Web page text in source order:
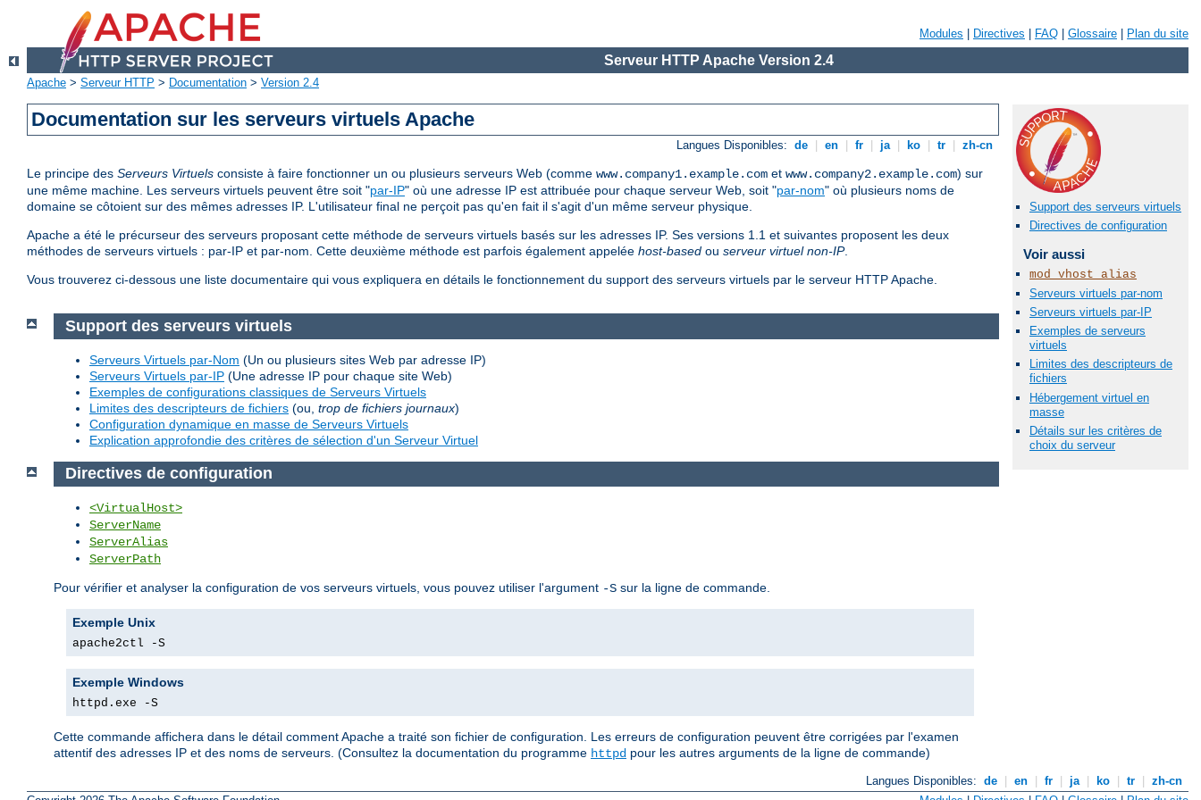
Modules Directives FAQ Glossaire Plan du site
Serveur HTTP Apache Version 2.4
Apache > Serveur HTTP > Documentation > Version 2.4
Documentation sur les serveurs virtuels Apache
Langues Disponibles: de en fr ja ko tr zh-cn
Le principe des Serveurs Virtuels consiste à faire fonctionner un ou plusieurs serveurs Web (comme www.company1.example.com et www.company2.example.com) sur
une même machine. Les serveurs virtuels peuvent être soit "par-IP" où une adresse IP est attribuée pour chaque serveur Web, soit "par-nom" où plusieurs noms de
domaine se côtoient sur des mêmes adresses IP. L'utilisateur final ne perçoit pas qu'en fait il s'agit d'un même serveur physique.
Apache a été le précurseur des serveurs proposant cette méthode de serveurs virtuels basés sur les adresses IP. Ses versions 1.1 et suivantes proposent les deux
méthodes de serveurs virtuels : par-IP et par-nom. Cette deuxième méthode est parfois également appelée host-based ou serveur virtuel non-IP.
Vous trouverez ci-dessous une liste documentaire qui vous expliquera en détails le fonctionnement du support des serveurs virtuels par le serveur HTTP Apache.
Support des serveurs virtuels
Directives de configuration
Voir aussi
mod_vhost_alias
Serveurs virtuels par-nom
Serveurs virtuels par-IP
Exemples de serveurs
virtuels
Limites des descripteurs de
fichiers
Hébergement virtuel en
masse
Détails sur les critères de
choix du serveur
Support des serveurs virtuels
Serveurs Virtuels par-Nom (Un ou plusieurs sites Web par adresse IP)
Serveurs Virtuels par-IP (Une adresse IP pour chaque site Web)
Exemples de configurations classiques de Serveurs Virtuels
Limites des descripteurs de fichiers (ou, trop de fichiers journaux)
Configuration dynamique en masse de Serveurs Virtuels
Explication approfondie des critères de sélection d'un Serveur Virtuel
Directives de configuration
<VirtualHost>
ServerName
ServerAlias
ServerPath
Pour vérifier et analyser la configuration de vos serveurs virtuels, vous pouvez utiliser l'argument -S sur la ligne de commande.
Exemple Unix
apache2ctl -S
Exemple Windows
httpd.exe -S
Cette commande affichera dans le détail comment Apache a traité son fichier de configuration. Les erreurs de configuration peuvent être corrigées par l'examen
attentif des adresses IP et des noms de serveurs. (Consultez la documentation du programme httpd pour les autres arguments de la ligne de commande)
Langues Disponibles: de en fr ja ko tr
zh-cn